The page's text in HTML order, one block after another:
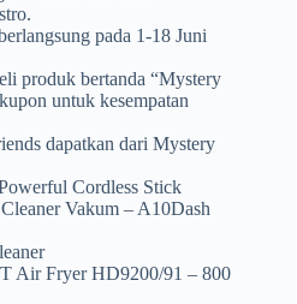
pada 1-18 Juni
produk bertanda “Mystery
untuk kesempatan
dapatkan dari Mystery
Cordless Stick
Vakum – A10Dash
Air Fryer HD9200/91 – 800